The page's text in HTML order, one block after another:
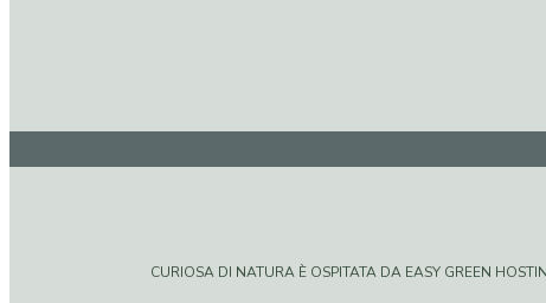
CURIOSA DI NATURA È OSPITATA DA EASY GREEN